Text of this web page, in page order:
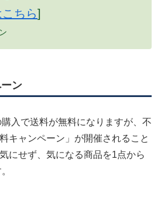
ちら]
ン
入で送料が無料になりますが、不
キャンペーン」が開催されること
にせず、気になる商品を1点から